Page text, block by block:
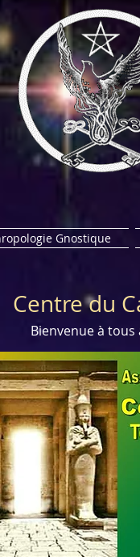
Gnostique
Centre du
​Bienvenue à